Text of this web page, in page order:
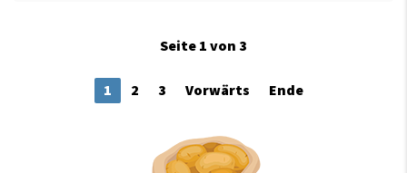
Seite 1 von 3
1 2 3 Vorwärts Ende